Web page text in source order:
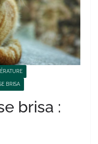
BRISA
brisa :